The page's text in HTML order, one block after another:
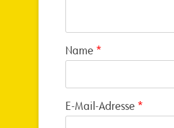
Name *
E-Mail-Adresse *